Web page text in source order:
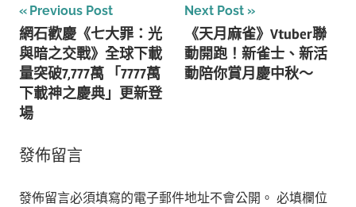
文
章
導
覽
Previous Post
網石歡慶《七大罪：光
與暗之交戰》全球下載
量突破7,777萬 「7777萬
下載神之慶典」更新登
場
Next Post
《天月麻雀》Vtuber聯
動開跑！新雀士、新活
動陪你賞月慶中秋～
發佈留言
發佈留言必須填寫的電子郵件地址不會公開。 必填欄位